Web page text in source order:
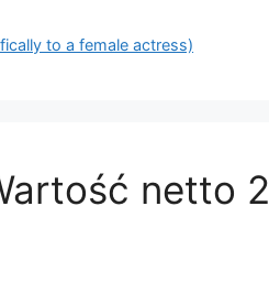
to a female actress)
netto